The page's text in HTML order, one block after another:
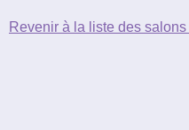
Revenir à la liste des